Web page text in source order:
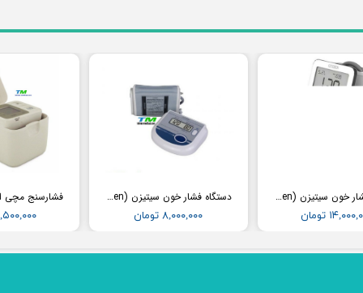
۱۲,۵۰۰,۰۰۰
دستگاه فشار خون سیتیزن (Citizen) مدل CH452
۸,۰۰۰,۰۰۰ تومان
دستگاه فشار خون سیتیزن (Citizen) مدل CH456
تومان